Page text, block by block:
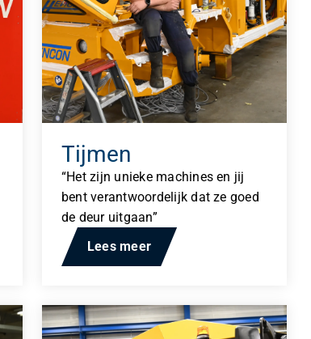
Tijmen
“Het zijn unieke machines en jij
bent verantwoordelijk dat ze goed
de deur uitgaan”
Lees meer